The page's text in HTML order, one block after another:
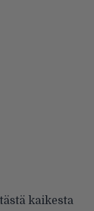
kaikesta